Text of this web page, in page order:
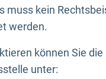
muss kein
werden.
können Sie die
unter: